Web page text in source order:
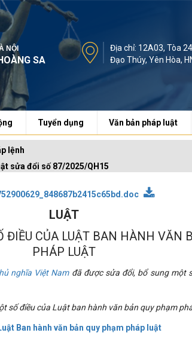
NỘI
SA
Địa chỉ: 12A03, Tòa
Đạo Thúy, Yên Hòa,
Tuyển dụng Văn bản pháp luật
lệnh
sửa đổi số 87/2025/QH15
LUẬT
ĐIỀU CỦA LUẬT BAN HÀNH VĂN
PHÁP LUẬT
nghĩa Việt Namđã được sửa đổi, bổ sung một
số điều của Luật ban hành văn bản quy phạm
Ban hành văn bản quy phạm pháp luật